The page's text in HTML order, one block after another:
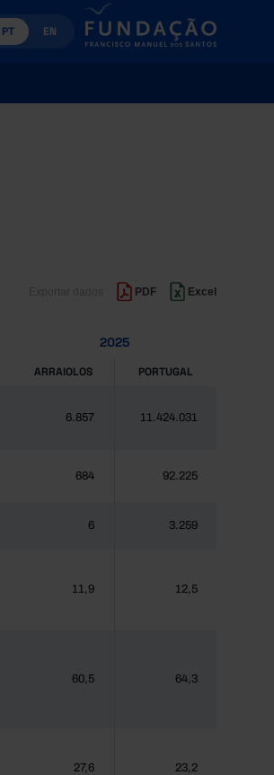
PT EN
PDF Excel
2025
ARRAIOLOS PORTUGAL
6.857 11.424.031
684 92.225
6 3.259
11,9 12,5
60,5 64,3
27,6 23,2